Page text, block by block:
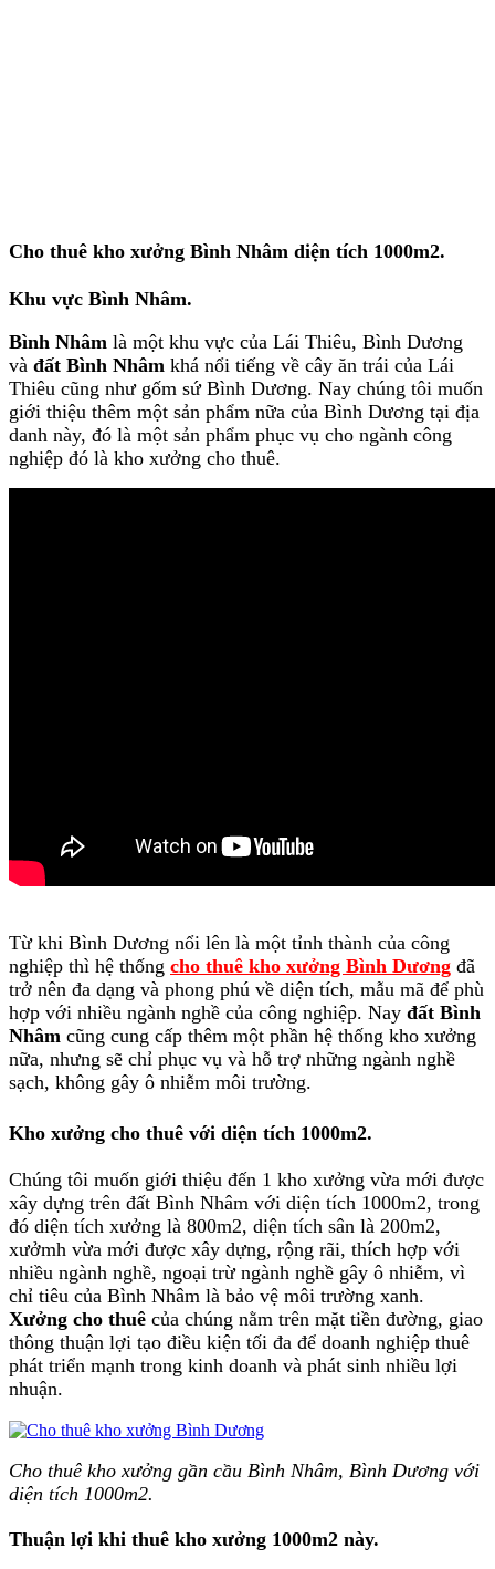
Cho thuê kho xưởng Bình Nhâm diện tích 1000m2.
Khu vực Bình Nhâm.
Bình Nhâm là một khu vực của Lái Thiêu, Bình Dương
và đất Bình Nhâm khá nổi tiếng về cây ăn trái của Lái
Thiêu cũng như gốm sứ Bình Dương. Nay chúng tôi muốn
giới thiệu thêm một sản phẩm nữa của Bình Dương tại địa
danh này, đó là một sản phẩm phục vụ cho ngành công
nghiệp đó là kho xưởng cho thuê.
Từ khi Bình Dương nổi lên là một tỉnh thành của công
nghiệp thì hệ thống cho thuê kho xưởng Bình Dương đã
trở nên đa dạng và phong phú về diện tích, mẫu mã để phù
hợp với nhiều ngành nghề của công nghiệp. Nay đất Bình
Nhâm cũng cung cấp thêm một phần hệ thống kho xưởng
nữa, nhưng sẽ chỉ phục vụ và hỗ trợ những ngành nghề
sạch, không gây ô nhiễm môi trường.
Kho xưởng cho thuê với diện tích 1000m2.
Chúng tôi muốn giới thiệu đến 1 kho xưởng vừa mới được
xây dựng trên đất Bình Nhâm với diện tích 1000m2, trong
đó diện tích xưởng là 800m2, diện tích sân là 200m2,
xưởmh vừa mới được xây dựng, rộng rãi, thích hợp với
nhiều ngành nghề, ngoại trừ ngành nghề gây ô nhiễm, vì
chỉ tiêu của Bình Nhâm là bảo vệ môi trường xanh.
Xưởng cho thuê của chúng nằm trên mặt tiền đường, giao
thông thuận lợi tạo điều kiện tối đa để doanh nghiệp thuê
phát triển mạnh trong kinh doanh và phát sinh nhiều lợi
nhuận.
Cho thuê kho xưởng gần cầu Bình Nhâm, Bình Dương với
diện tích 1000m2.
Thuận lợi khi thuê kho xưởng 1000m2 này.